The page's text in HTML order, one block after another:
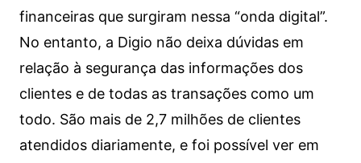
financeiras que surgiram nessa “onda digital”.
No entanto, a Digio não deixa dúvidas em
relação à segurança das informações dos
clientes e de todas as transações como um
todo. São mais de 2,7 milhões de clientes
atendidos diariamente, e foi possível ver em